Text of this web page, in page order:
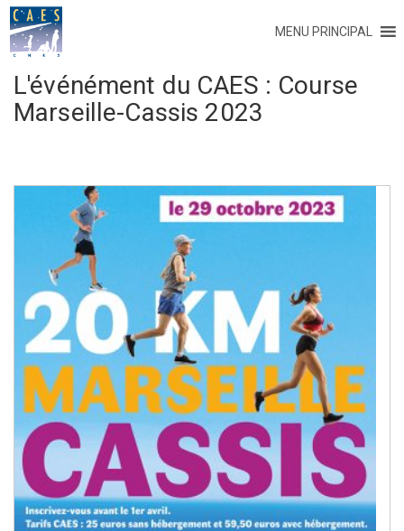
MENU PRINCIPAL
L'événément du CAES : Course
Marseille-Cassis 2023